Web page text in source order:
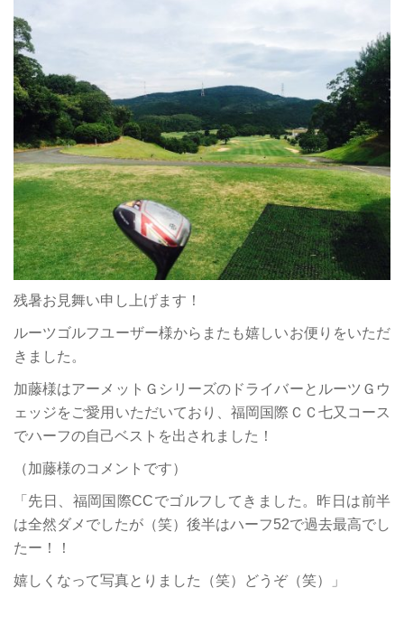
残暑お見舞い申し上げます！
ルーツゴルフユーザー様からまたも嬉しいお便りをいただ
きました。
加藤様はアーメットＧシリーズのドライバーとルーツＧウ
ェッジをご愛用いただいており、福岡国際ＣＣ七又コース
でハーフの自己ベストを出されました！
（加藤様のコメントです）
「先日、福岡国際CCでゴルフしてきました。昨日は前半
は全然ダメでしたが（笑）後半はハーフ52で過去最高でし
たー！！
嬉しくなって写真とりました（笑）どうぞ（笑）」